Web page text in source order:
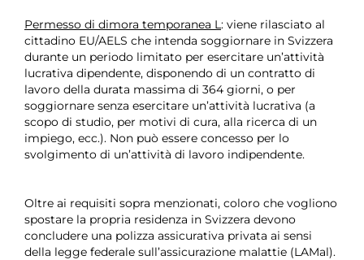
Permesso di dimora temporanea L: viene rilasciato al
cittadino EU/AELS che intenda soggiornare in Svizzera
durante un periodo limitato per esercitare un’attività
lucrativa dipendente, disponendo di un contratto di
lavoro della durata massima di 364 giorni, o per
soggiornare senza esercitare un’attività lucrativa (a
scopo di studio, per motivi di cura, alla ricerca di un
impiego, ecc.). Non può essere concesso per lo
svolgimento di un’attività di lavoro indipendente.
Oltre ai requisiti sopra menzionati, coloro che vogliono
spostare la propria residenza in Svizzera devono
concludere una polizza assicurativa privata ai sensi
della legge federale sull’assicurazione malattie (LAMal).